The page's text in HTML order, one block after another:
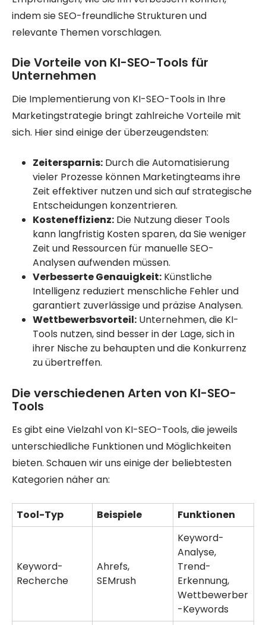
indem sie SEO-freundliche Strukturen und
relevante Themen vorschlagen.
Die Vorteile von KI-SEO-Tools für
Unternehmen
Die Implementierung von KI-SEO-Tools in Ihre
Marketingstrategie bringt zahlreiche Vorteile mit
sich. Hier sind einige der überzeugendsten:
Zeitersparnis: Durch die Automatisierung
vieler Prozesse können Marketingteams ihre
Zeit effektiver nutzen und sich auf strategische
Entscheidungen konzentrieren.
Kosteneffizienz: Die Nutzung dieser Tools
kann langfristig Kosten sparen, da Sie weniger
Zeit und Ressourcen für manuelle SEO-
Analysen aufwenden müssen.
Verbesserte Genauigkeit: Künstliche
Intelligenz reduziert menschliche Fehler und
garantiert zuverlässige und präzise Analysen.
Wettbewerbsvorteil: Unternehmen, die KI-
Tools nutzen, sind besser in der Lage, sich in
ihrer Nische zu behaupten und die Konkurrenz
zu übertreffen.
Die verschiedenen Arten von KI-SEO-
Tools
Es gibt eine Vielzahl von KI-SEO-Tools, die jeweils
unterschiedliche Funktionen und Möglichkeiten
bieten. Schauen wir uns einige der beliebtesten
Kategorien näher an:
Tool-Typ Beispiele Funktionen
Keyword-
Recherche
Ahrefs,
SEMrush
Keyword-
Analyse,
Trend-
Erkennung,
Wettbewerber
-Keywords